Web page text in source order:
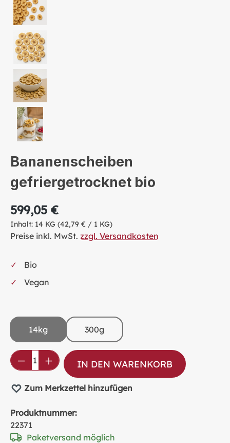
Bananenscheiben
gefriergetrocknet bio
599,05 €
Inhalt: 14 KG (42,79 € / 1 KG)
Preise inkl. MwSt. zzgl. Versandkosten
Bio
Vegan
14kg 300g
Produkt Anzahl: Gib den gewünschten
IN DEN WARENKORB
Zum Merkzettel hinzufügen
Produktnummer:
22371
Paketversand möglich